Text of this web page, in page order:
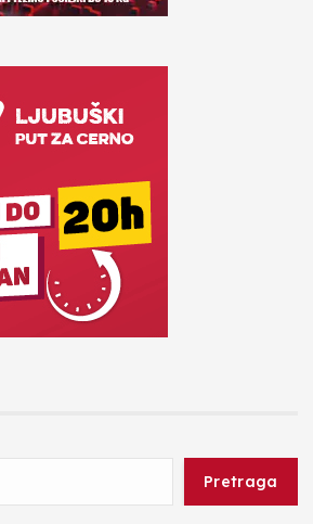
Pretraga